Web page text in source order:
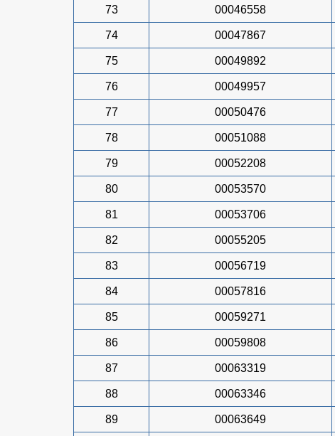
73 00046558
74 00047867
75 00049892
76 00049957
77 00050476
78 00051088
79 00052208
80 00053570
81 00053706
82 00055205
83 00056719
84 00057816
85 00059271
86 00059808
87 00063319
88 00063346
89 00063649